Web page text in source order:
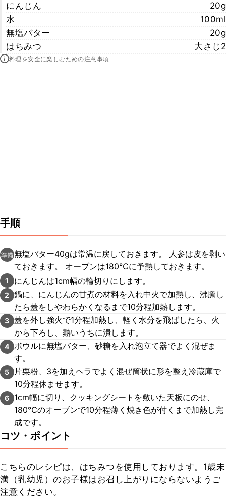
にんじん
20g
水
100ml
無塩バター
20g
はちみつ
大さじ2
料理を安全に楽しむための注意事項
手順
準備無塩バター40gは常温に戻しておきます。 人参は皮を剥い
ておきます。 オーブンは180℃に予熱しておきます。
1 にんじんは1cm幅の輪切りにします。
2
鍋に、にんじんの甘煮の材料を入れ中火で加熱し、沸騰し
たら蓋をしやわらかくなるまで10分程加熱します。
3 蓋を外し強火で1分程加熱し、軽く水分を飛ばしたら、火
から下ろし、熱いうちに潰します。
4 ボウルに無塩バター、砂糖を入れ泡立て器でよく混ぜま
す。
5
片栗粉、3を加えヘラでよく混ぜ筒状に形を整え冷蔵庫で
10分程休ませます。
6
1cm幅に切り、クッキングシートを敷いた天板にのせ、
180℃のオーブンで10分程薄く焼き色が付くまで加熱し完
成です。
コツ・ポイント
こちらのレシピは、はちみつを使用しております。1歳未
満（乳幼児）のお子様はお召し上がりにならないようご
注意ください。